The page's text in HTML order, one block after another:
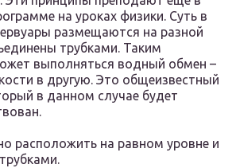
на уроках физики. Суть в
размещаются на разной
трубками. Таким
выполняться водный обмен –
в другую. Это общеизвестный
в данном случае будет
расположить на равном уровне и